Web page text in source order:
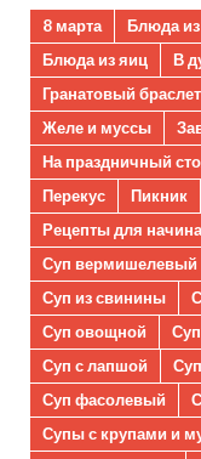
8 марта Блюда
Блюда из яиц
В
Гранатовый браслет
Желе и муссы
На праздничный
Перекус
Пикник
Рецепты для
Суп вермишелевый
Суп из свинины
Суп овощной
Суп с лапшой
Суп фасолевый
Супы с крупами и